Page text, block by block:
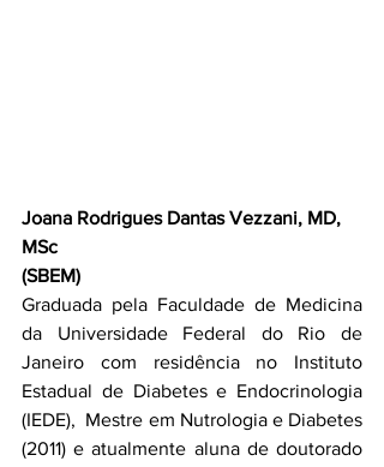
Joana Rodrigues Dantas Vezzani, MD,
MSc
(SBEM)
Graduada pela Faculdade de Medicina
da Universidade Federal do Rio de
Janeiro com residência no Instituto
Estadual de Diabetes e Endocrinologia
(IEDE),  Mestre em Nutrologia e Diabetes
(2011) e atualmente aluna de doutorado